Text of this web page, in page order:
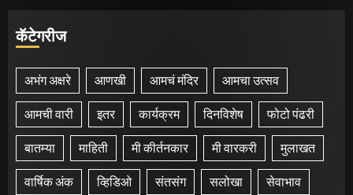
कॅटेगरीज
अभंग अक्षरे आणखी आमचं मंदिर आमचा उत्सव
आमची वारी इतर कार्यक्रम दिनविशेष फोटो पंढरी
बातम्या माहिती मी कीर्तनकार मी वारकरी मुलाखत
वार्षिक अंक व्हिडिओ संतसंग सलोखा सेवाभाव